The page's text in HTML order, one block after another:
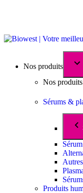
Nos produits
Nos produits
Sérums &
Produits